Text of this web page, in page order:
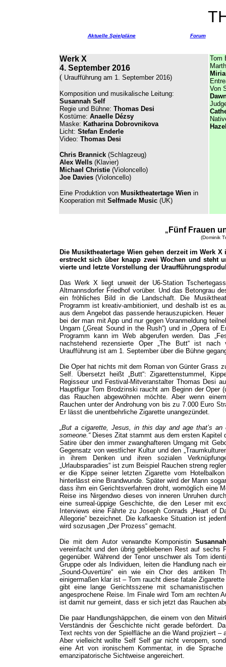
Aktuelle Spielpläne Forum
Werk X
4. September 2016
( Uraufführung am 1. September 2016)
Komposition und musikalische Leitung:
Susannah Self
Regie und Bühne: Thomas Desi
Kostüme: Anaelle Dézsy
Maske: Katharina Dobrovnikova
Licht: Stefan Enderle
Video: Thomas Desi
Chris Brannick (Schlagzeug)
Alex Wells (Klavier)
Michael Christie (Violoncello)
Joe Davies (Violoncello)
Eine Produktion von Musiktheatertage Wien in
Kooperation mit Selfmade Music (UK)
Tom
Von
„ Fünf Frauen
(Dominik
Die Musiktheatertage Wien gehen derzeit im Werk
erstreckt sich über knapp zwei Wochen und steht
vierte und letzte Vorstellung der
Das Werk X liegt unweit der U6-Station
Altmannsdorfer Friedhof vorüber. Und das Betongrau
ein fröhliches Bild in die Landschaft. Die
Programm ist kreativ-ambitioniert, und deshalb ist es
aus dem Angebot das passende herauszupicken.
bei der man mit App und nur gegen Voranmeldung
Ungarn („Great Sound in the Rush“) und in „Opera of
Programm kann im Web abgerufen werden. Das
nachstehend rezensierte Oper „The Butt“ ist nach
Uraufführung ist am 1. September über die Bühne
Die Oper hat nichts mit dem Roman von Günter Grass
Self. Übersetzt heißt „Butt“: Zigarettenstummel,
Regisseur und Festival-Mitveranstalter Thomas Desi
Hauptfigur Tom Brodzinski raucht am Beginn der
das Rauchen abgewöhnen möchte. Aber wenn
Rauchen unter der Androhung von bis zu 7.000 Euro
Er lässt die unentbehrliche Zigarette unangezündet.
„But a cigarette, Jesus, in this day and age that’s
someone.“Dieses Zitat stammt aus dem ersten Kapitel
Satire über den immer zwanghafteren Umgang mit
Gegensatz von westlicher Kultur und den
in ihrem Denken und ihren sozialen
„Urlaubsparadies“ ist zum Beispiel Rauchen streng
er die Kippe seiner letzten Zigarette vom
hinterlässt eine Brandwunde. Später wird der Mann
dass ihm ein Gerichtsverfahren droht, womöglich eine
Reise ins Nirgendwo dieses von inneren Unruhen
eine surreal-üppige Geschichte, die den Leser mit
Interviews eine Fährte zu Joseph Conrads „Heart of
Allegorie“ bezeichnet. Die kafkaeske Situation ist
wird sozusagen „Der Prozess“ gemacht.
Die mit dem Autor verwandte Komponistin
vereinfacht und den übrig gebliebenen Rest auf sechs
gegenüber. Während der Tenor unschwer als Tom
Gruppe oder als Individuen, leiten die Handlung nach
„Sound-Ouvertüre“ ein wie ein Chor des antiken
einigermaßen klar ist – Tom raucht diese fatale
gibt eine lange Gerichtsszene mit
angesprochene Reise. Im Finale wird Tom am rechten
ist damit nur gemeint, dass er sich jetzt das Rauchen
Die paar Handlungshäppchen, die einem von den
Verständnis der Geschichte nicht gerade befördert.
Text rechts von der Spielfläche an die Wand projiziert –
Aber vielleicht wollte Self Self gar nicht veropern,
eine Art von ironischem Kommentar, in die
emanzipatorische Sichtweise angereichert.